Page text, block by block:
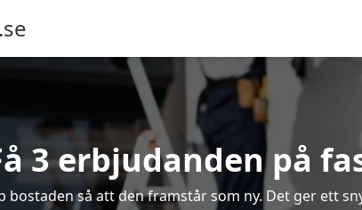
3 erbjudanden på
bostaden så att den framstår som ny. Det ger ett